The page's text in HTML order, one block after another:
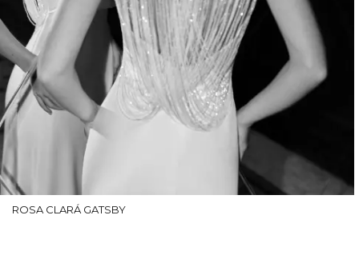
ROSA CLARÁ GATSBY